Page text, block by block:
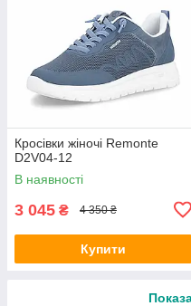
Кросівки жіночі Remonte
D2V04-12
В наявності
3 045 ₴ 4 350 ₴
Купити